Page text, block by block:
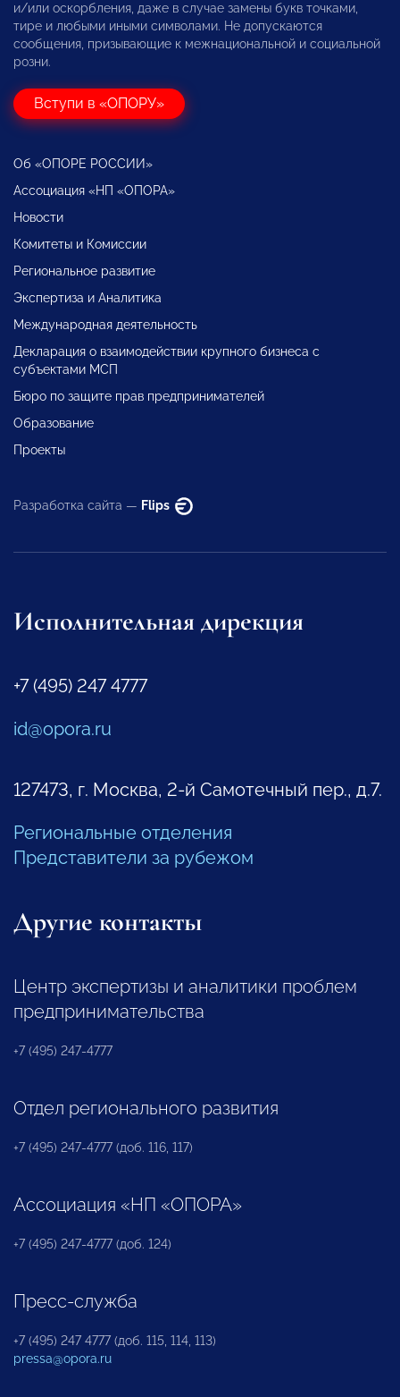
и/или оскорбления, даже в случае замены букв точками,
тире и любыми иными символами. Не допускаются
сообщения, призывающие к межнациональной и социальной
розни.
Вступи в «ОПОРУ»
Об «ОПОРЕ РОССИИ»
Ассоциация «НП «ОПОРА»
Новости
Комитеты и Комиссии
Региональное развитие
Экспертиза и Аналитика
Международная деятельность
Декларация о взаимодействии крупного бизнеса с
субъектами МСП
Бюро по защите прав предпринимателей
Образование
Проекты
Разработка сайта — Flips
Исполнительная дирекция
+7 (495) 247 4777
id@opora.ru
127473, г. Москва, 2-й Самотечный пер., д.7.
Региональные отделения
Представители за рубежом
Другие контакты
Центр экспертизы и аналитики проблем
предпринимательства
+7 (495) 247-4777
Отдел регионального развития
+7 (495) 247-4777 (доб. 116, 117)
Ассоциация «НП «ОПОРА»
+7 (495) 247-4777 (доб. 124)
Пресс-служба
+7 (495) 247 4777 (доб. 115, 114, 113)
pressa@opora.ru